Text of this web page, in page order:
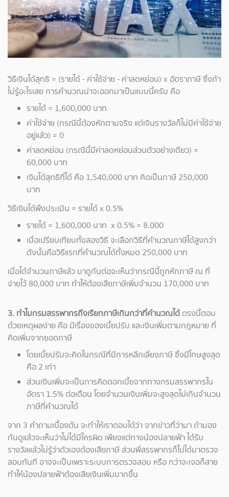
วิธีเงินได้สุทธิ = (รายได้ - ค่าใช้จ่าย - ค่าลดหย่อน) x อัตราภาษี ซึ่งถ้า
ไม่รู้อะไรเลย การคำนวณน่าจะออกมาเป็นแบบนี้ครับ คือ
รายได้ = 1,600,000 บาท
ค่าใช้จ่าย (กรณีนี้ต้องหักตามจริง แต่เงินรางวัลก็ไม่มีค่าใช้จ่าย
อยู่แล้ว) = 0
ค่าลดหย่อน (กรณีนี้มีค่าลดหย่อนส่วนตัวอย่างเดียว) =
60,000 บาท
เงินได้สุทธิที่ได้ คือ 1,540,000 บาท คิดเป็นภาษี 250,000
บาท
วิธีเงินได้พึงประเมิน = รายได้ x 0.5%
รายได้ = 1,600,000 บาท x 0.5% = 8.000
เมื่อเปรียบเทียบทั้งสองวิธี จะเลือกวิธีที่คำนวณภาษีได้สูงกว่า
ดังนั้นคือวิธีแรกที่คำนวณได้ทั้งหมด 250,000 บาท
เมื่อได้จำนวนภาษีแล้ว มาดูกันต่อจะเห็นว่ากรณีนี้ถูกหักภาษี ณ ที่
จ่ายไว้ 80,000 บาท ทำให้ต้องเสียภาษีเพิ่มจำนวน 170,000 บาท
3. ทำไมกรมสรรพากรถึงเรียกภาษีเกินกว่าที่คำนวณได้ตรงนี้ตอบ
ด้วยเหตุผลง่าย คือ มีเรื่องของเบี้ยปรับ และเงินเพิ่มตามกฎหมาย ที่
คิดเพิ่มจากยอดภาษี
โดยเบี้ยปรับจะคิดในกรณีที่มีการหลีกเลี่ยงภาษี ซึ่งมีโทษสูงสุด
คือ 2 เท่า
ส่วนเงินเพิ่มจะเป็นการคิดดอกเบี้ยจากทางกรมสรรพากรใน
อัตรา 1.5% ต่อเดือน โดยจำนวนเงินเพิ่มจะสูงสุดไม่เกินจำนวน
ภาษีที่คำนวณได้
จาก 3 คำถามเบื้องต้น จะทำให้เราตอบได้ว่า จากข่าวที่ว่ามา ถ้ามอง
กันดูแล้วจะเห็นว่าไม่ได้มีใครผิด เพียงแต่ทางน้องปลายฟ้า ได้รับ
รางวัลแล้วไม่รู้ว่าตัวเองต้องเสียภาษี ส่วนพี่สรรพากรก็ไม่ได้มาตรวจ
สอบทันที อาจจะเป็นเพราะระบบการตรวจสอบ หรือ กว่าจะเจอก็สาย
ทำให้น้องปลายฟ้าต้องเสียเงินเพิ่มมากขึ้น